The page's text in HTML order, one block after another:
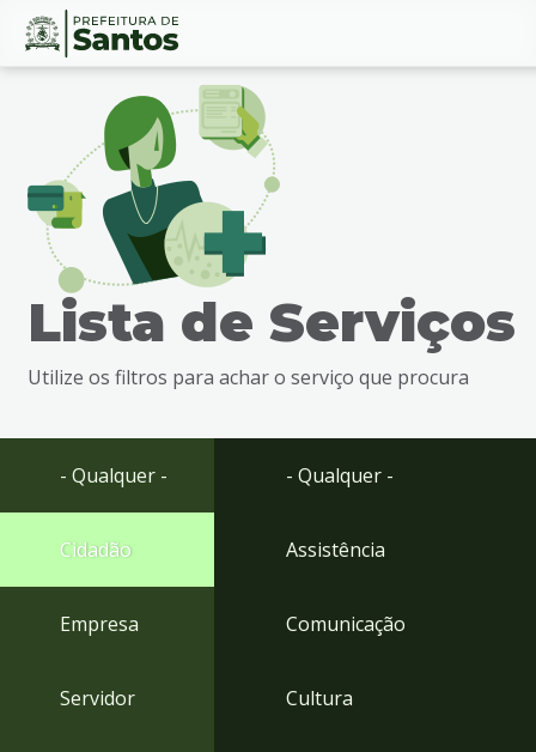
Ir
busca
Ir
rodapé
Conteúdo
Lista de Serviços
Utilize os filtros para achar o serviço que procura
- Qualquer -
Cidadão
Empresa
Servidor
- Qualquer -
Assistência
Comunicação
Cultura